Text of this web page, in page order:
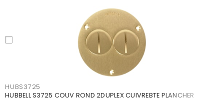
HUBS3725
HUBBELL S3725 COUV ROND 2DUPLEX CUIVREBTE PLANCHER